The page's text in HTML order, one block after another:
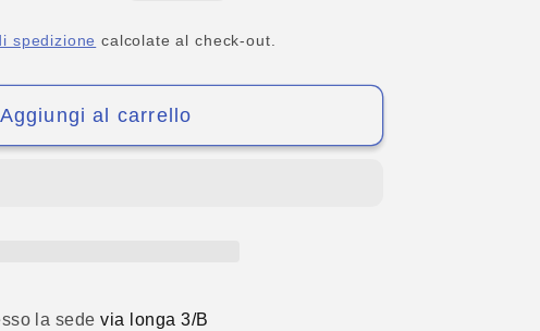
spedizione calcolate al check-out.
Aggiungi al carrello
la sedevia longa 3/B